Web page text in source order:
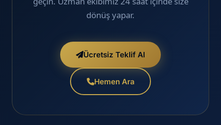
dönüş yapar.
Ücretsiz Teklif Al
Hemen Ara